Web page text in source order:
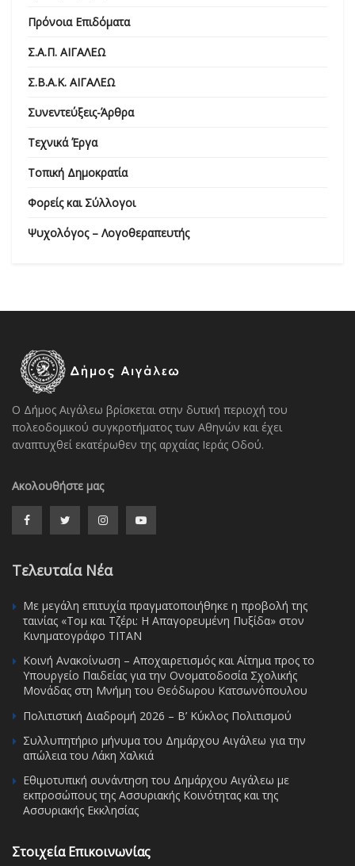
Πρόνοια Επιδόματα
Σ.Α.Π. ΑΙΓΑΛΕΩ
Σ.Β.Α.Κ. ΑΙΓΑΛΕΩ
Συνεντεύξεις-Άρθρα
Τεχνικά Έργα
Τοπική Δημοκρατία
Φορείς και Σύλλογοι
Ψυχολόγος – Λογοθεραπευτής
Ο Δήμος Αιγάλεω βρίσκεται στην δυτική περιοχή του
πολεοδομικού συγκροτήματος των Αθηνών και έχει
αναπτυχθεί εκατέρωθεν της αρχαίας Ιεράς Οδού.
Ακολουθήστε μας
Τελευταία Νέα
Με μεγάλη επιτυχία πραγματοποιήθηκε η προβολή της
ταινίας «Τομ και Τζέρι: Η Απαγορευμένη Πυξίδα» στον
Κινηματογράφο ΤΙΤΑΝ
Κοινή Ανακοίνωση – Αποχαιρετισμός και Αίτημα προς το
Υπουργείο Παιδείας για την Ονοματοδοσία Σχολικής
Μονάδας στη Μνήμη του Θεόδωρου Κατσωνόπουλου
Πολιτιστική Διαδρομή 2026 – Β’ Κύκλος Πολιτισμού
Συλλυπητήριο μήνυμα του Δημάρχου Αιγάλεω για την
απώλεια του Λάκη Χαλκιά
Εθιμοτυπική συνάντηση του Δημάρχου Αιγάλεω με
εκπροσώπους της Ασσυριακής Κοινότητας και της
Ασσυριακής Εκκλησίας
Στοιχεία Επικοινωνίας